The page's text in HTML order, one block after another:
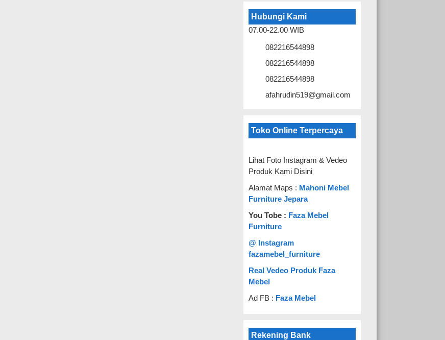
Hubungi Kami
07.00-22.00 WIB
082216544898
082216544898
082216544898
afahrudin519@gmail.com
Toko Online Terpercaya
Lihat Foto Instagram & Vedeo
Produk Kami Disini
Alamat Maps : Mahoni Mebel
Furniture Jepara
You Tobe : Faza Mebel
Furniture
@ Instagram
fazamebel_furniture
Real Vedeo Produk Faza
Mebel
Ad FB : Faza Mebel
Rekening Bank